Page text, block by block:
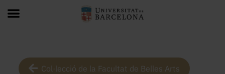
Col·lecció de la Facultat de Belles Arts